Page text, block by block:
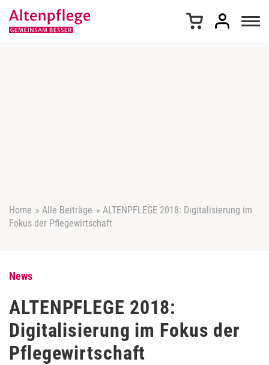
Home » Alle Beiträge » ALTENPFLEGE 2018: Digitalisierung im
Fokus der Pflegewirtschaft
News
ALTENPFLEGE 2018:
Digitalisierung im Fokus der
Pflegewirtschaft